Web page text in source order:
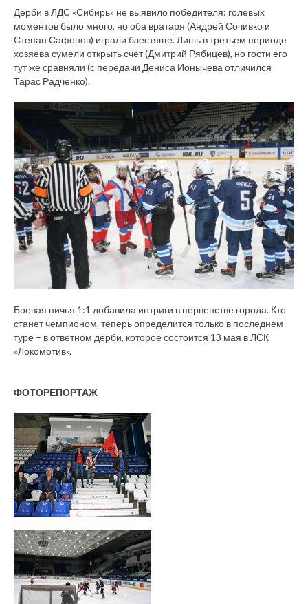
Дерби в ЛДС «Сибирь» не выявило победителя: голевых
моментов было много, но оба вратаря (Андрей Сочивко и
Степан Сафонов) играли блестяще. Лишь в третьем периоде
хозяева сумели открыть счёт (Дмитрий Рябицев), но гости его
тут же сравняли (с передачи Дениса Ионычева отличился
Тарас Радченко).
Боевая ничья 1:1 добавила интриги в первенстве города. Кто
станет чемпионом, теперь определится только в последнем
туре – в ответном дерби, которое состоится 13 мая в ЛСК
«Локомотив».
ФОТОРЕПОРТАЖ